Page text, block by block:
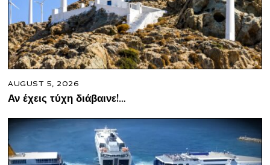
AUGUST 5, 2026
Αν έχεις τύχη διάβαινε!…